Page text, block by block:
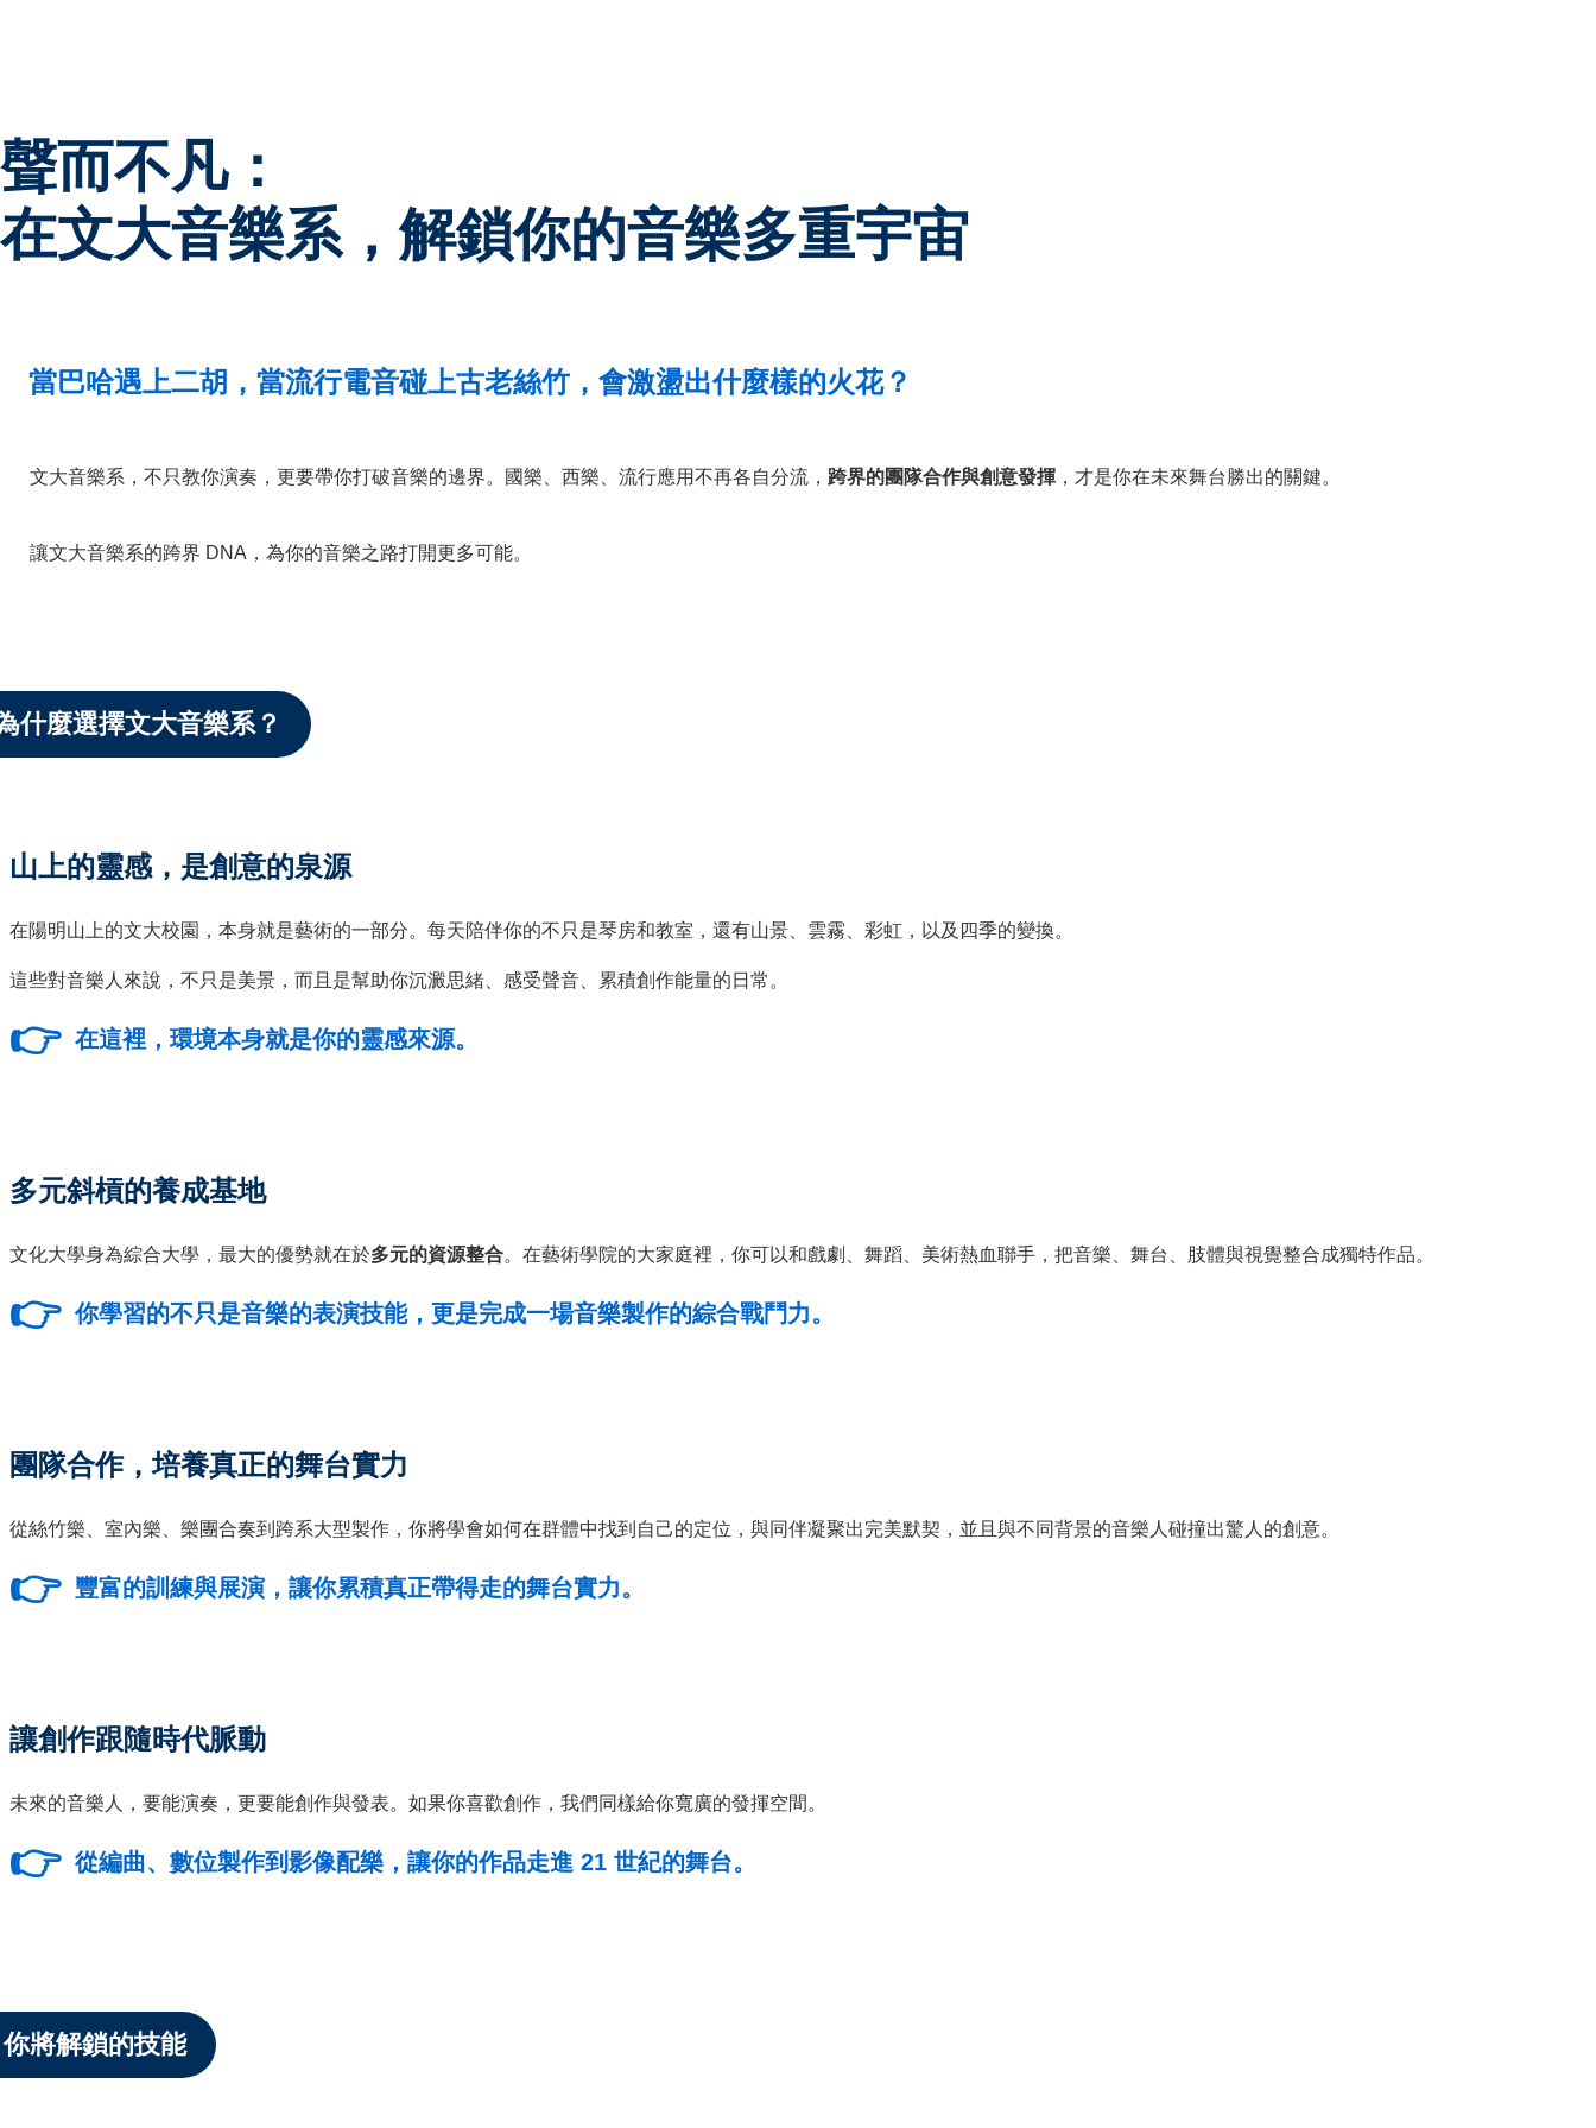
聲而不凡：
在文大音樂系，解鎖你的音樂多重宇宙
當巴哈遇上二胡，當流行電音碰上古老絲竹，會激盪出什麼樣的火花？
文大音樂系，不只教你演奏，更要帶你打破音樂的邊界。國樂、西樂、流行應用不再各自分流， 跨界的團隊合作與創意發揮 ，才是你在未來舞台勝出的關鍵。
讓文大音樂系的跨界 DNA，為你的音樂之路打開更多可能。
什麼選擇文大音樂系？
山上的靈感，是創意的泉源
在陽明山上的文大校園，本身就是藝術的一部分。每天陪伴你的不只是琴房和教室，還有山景、雲霧、彩虹，以及四季的變換。
這些對音樂人來說，不只是美景，而且是幫助你沉澱思緒、感受聲音、累積創作能量的日常。
👉 在這裡，環境本身就是你的靈感來源。
多元斜槓的養成基地
文化大學身為綜合大學，最大的優勢就在於多元的資源整合。在藝術學院的大家庭裡，你可以和戲劇、舞蹈、美術熱血聯手，把音樂、舞台、肢體與視覺整合成獨特作品。
👉 你學習的不只是音樂的表演技能，更是完成一場音樂製作的綜合戰鬥力。
團隊合作，培養真正的舞台實力
從絲竹樂、室內樂、樂團合奏到跨系大型製作，你將學會如何在群體中找到自己的定位，與同伴凝聚出完美默契，並且與不同背景的音樂人碰撞出驚人的創意。
👉 豐富的訓練與展演，讓你累積真正帶得走的舞台實力。
讓創作跟隨時代脈動
未來的音樂人，要能演奏，更要能創作與發表。如果你喜歡創作，我們同樣給你寬廣的發揮空間。
👉 從編曲、數位製作到影像配樂，讓你的作品走進 21 世紀的舞台。
你將解鎖的技能